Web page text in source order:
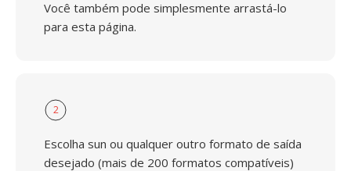
Você também pode simplesmente arrastá-lo
para esta página.
2
Escolha sun ou qualquer outro formato de saída
desejado (mais de 200 formatos compatíveis)